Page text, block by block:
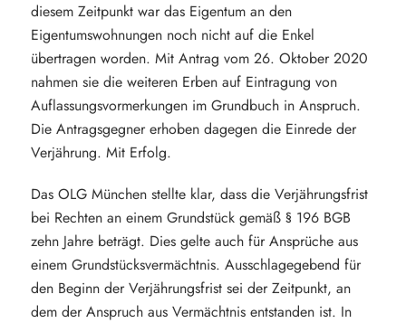
diesem Zeitpunkt war das Eigentum an den
Eigentumswohnungen noch nicht auf die Enkel
übertragen worden. Mit Antrag vom 26. Oktober 2020
nahmen sie die weiteren Erben auf Eintragung von
Auflassungsvormerkungen im Grundbuch in Anspruch.
Die Antragsgegner erhoben dagegen die Einrede der
Verjährung. Mit Erfolg.
Das OLG München stellte klar, dass die Verjährungsfrist
bei Rechten an einem Grundstück gemäß § 196 BGB
zehn Jahre beträgt. Dies gelte auch für Ansprüche aus
einem Grundstücksvermächtnis. Ausschlagegebend für
den Beginn der Verjährungsfrist sei der Zeitpunkt, an
dem der Anspruch aus Vermächtnis entstanden ist. In